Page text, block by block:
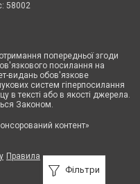
Фільтри
58002
попередньої згоди
посилання на
видань обов'язкове
систем гіперпосилання
в тексті або в якості джерела.
Законом.
контент»
Правила